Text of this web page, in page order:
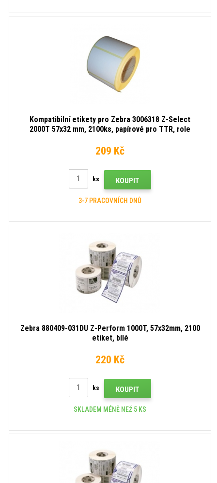
Kompatibilní etikety pro Zebra 3006318 Z-Select
2000T 57x32 mm, 2100ks, papírové pro TTR, role
209 Kč
ks KOUPIT
3-7 PRACOVNÍCH DNŮ
Zebra 880409-031DU Z-Perform 1000T, 57x32mm, 2100
etiket, bílé
220 Kč
ks KOUPIT
SKLADEM MÉNĚ NEŽ 5 KS